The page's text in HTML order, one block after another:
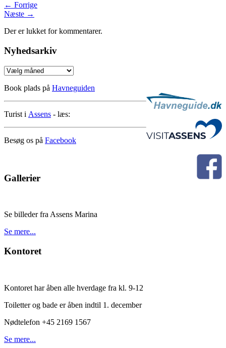
← Forrige
Næste →
Der er lukket for kommentarer.
Nyhedsarkiv
Nyhedsarkiv
Book plads på Havneguiden
Turist i Assens - læs:
Besøg os på Facebook
Gallerier
Se billeder fra Assens Marina
Se mere...
Kontoret
Kontoret har åben alle hverdage fra kl. 9-12
Toiletter og bade er åben indtil 1. december
Nødtelefon +45 2169 1567
Se mere...